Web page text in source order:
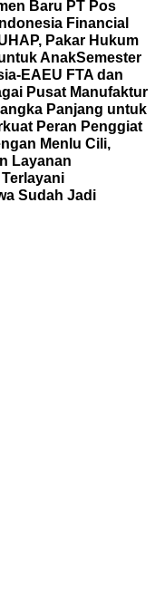
Baru PT Pos
Financial
Pakar Hukum
AnakSemester
EAEU FTA dan
Pusat Manufaktur
Panjang untuk
Peran Penggiat
Menlu Cili,
Layanan
Sudah Jadi